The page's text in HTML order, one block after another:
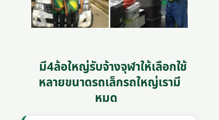
มี4ล้อใหญ่รับจ้างจุฬาให้เลือกใช้
หลายขนาดรถเล็กรถใหญ่เรามี
หมด